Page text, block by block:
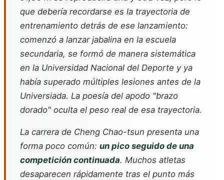
que debería recordarse es la trayectoria de
entrenamiento detrás de ese lanzamiento:
comenzó a lanzar jabalina en la escuela
secundaria, se formó de manera sistemática
en la Universidad Nacional del Deporte y ya
había superado múltiples lesiones antes de la
Universiada. La poesía del apodo "brazo
dorado" oculta el peso real de esa trayectoria.
La carrera de Cheng Chao-tsun presenta una
forma poco común: un pico seguido de una
competición continuada. Muchos atletas
desaparecen rápidamente tras el punto más